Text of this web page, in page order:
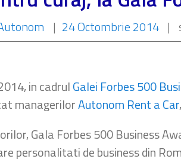
| 24 Octombrie 2014 |
in cadrulGalei Forbes 500
managerilorAutonom Rent a Car
Gala Forbes 500 Business
personalitati de business din